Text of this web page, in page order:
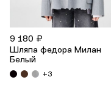
9 180 ₽
Шляпа федора Милан
Белый
+3